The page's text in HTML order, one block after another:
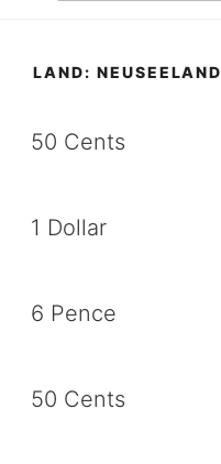
LAND: NEUSEELAND
50 Cents
1 Dollar
6 Pence
50 Cents